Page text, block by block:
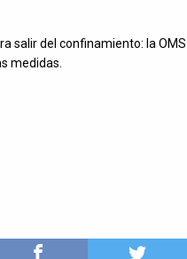
salir del confinamiento: la OMS
medidas.